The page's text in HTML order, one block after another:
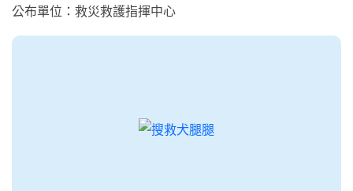
公布單位：救災救護指揮中心